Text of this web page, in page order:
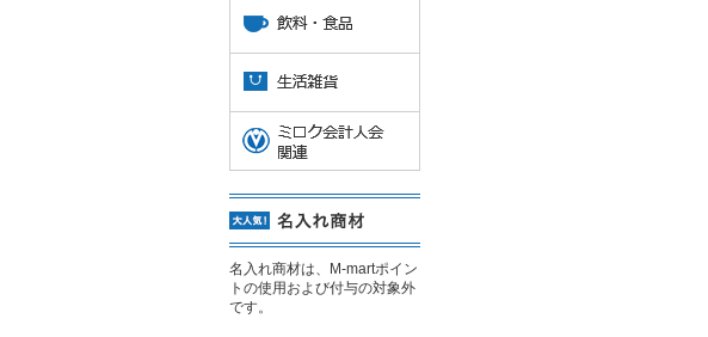
名入れ商材は、M-martポイン
トの使用および付与の対象外
です。